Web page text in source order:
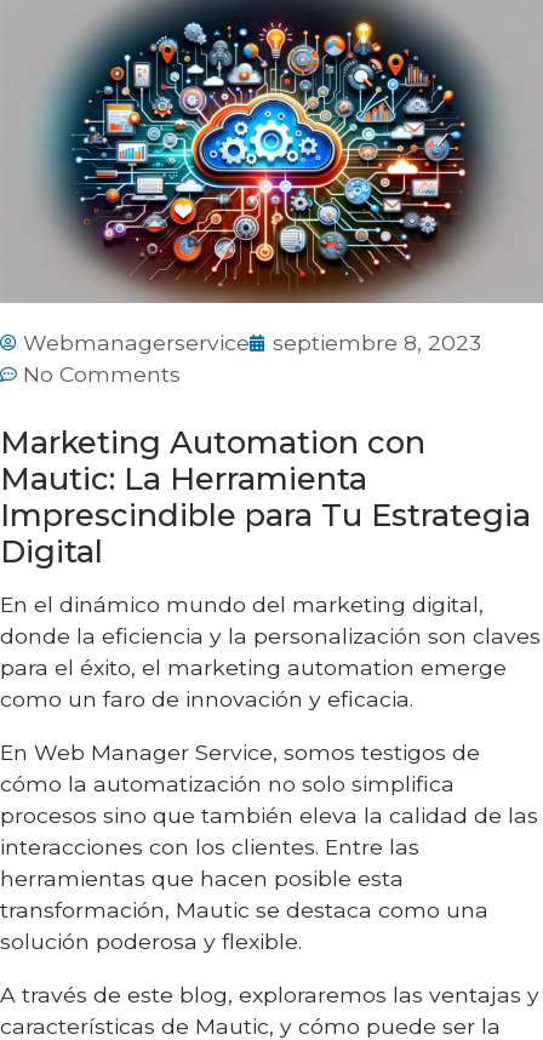
Webmanagerservice
septiembre 8, 2023
No Comments
Marketing Automation con
Mautic: La Herramienta
Imprescindible para Tu Estrategia
Digital
En el dinámico mundo del marketing digital,
donde la eficiencia y la personalización son claves
para el éxito, el marketing automation emerge
como un faro de innovación y eficacia.
En Web Manager Service, somos testigos de
cómo la automatización no solo simplifica
procesos sino que también eleva la calidad de las
interacciones con los clientes. Entre las
herramientas que hacen posible esta
transformación, Mautic se destaca como una
solución poderosa y flexible.
A través de este blog, exploraremos las ventajas y
características de Mautic, y cómo puede ser la